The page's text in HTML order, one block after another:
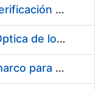
Servicio de Calibración y Verificación Externa de los Equipos de Medición del Servicio de Prevención de la FNMT-RCM
Conexión mediante Fibra Óptica de los Centros de Proceso de Datos (CPDs) de las sedes de la FNMT-RCM de Burgos y Madrid
Contratación de acuerdo marco para el Suministro de Material de Electricidad para la Fábrica Nacional de Moneda y Timbre-Real Casa de la Moneda en su centro de trabajo de Burgos